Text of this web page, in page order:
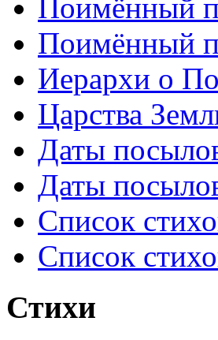
Поимённый
Поимённый
Иерархи о
Царства
Даты
Даты
Список
Список
Стихи